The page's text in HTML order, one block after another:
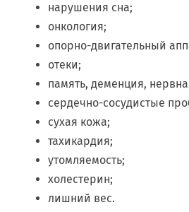
нарушения сна;
онкология;
опорно-двигательный
отеки;
память, деменция,
сердечно-сосудистые
сухая кожа;
тахикардия;
утомляемость;
холестерин;
лишний вес.